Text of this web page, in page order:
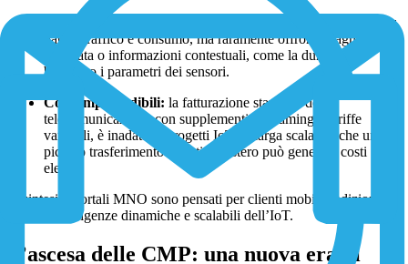
gli strumenti tradizionali si concentrano su
dati di traffico e consumo, ma raramente offrono diagnostica
avanzata o informazioni contestuali, come la durata della
batteria o i parametri dei sensori.
Costi imprevedibili: la fatturazione standard delle
telecomunicazioni, con supplementi di roaming e tariffe
variabili, è inadatta a progetti IoT su larga scala. Anche un
piccolo trasferimento di dati all’estero può generare costi
elevati.
In sintesi, i portali MNO sono pensati per clienti mobili tradizionali,
non per le esigenze dinamiche e scalabili dell’IoT.
L’ascesa delle CMP: una nuova era di